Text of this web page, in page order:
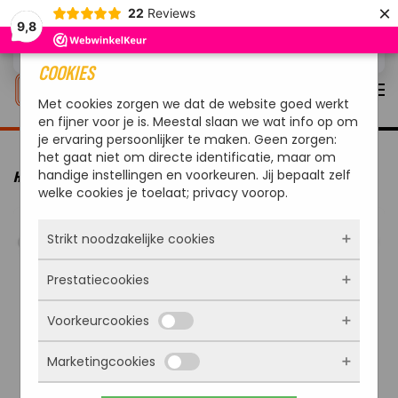
9,8
22 Reviews ×
Overslaan en naar de inhoud gaan
HOME MERKEN ARTOLA ARTOLA FIQ BARBECUE XL
COOKIES
Met cookies zorgen we dat de website goed werkt
en fijner voor je is. Meestal slaan we wat info op om
je ervaring persoonlijker te maken. Geen zorgen:
het gaat niet om directe identificatie, maar om
handige instellingen en voorkeuren. Jij bepaalt zelf
welke cookies je toelaat; privacy voorop.
Strikt noodzakelijke cookies
Deze cookies zorgen ervoor dat de website
überhaupt werkt. Ze zijn dus altijd actief en
kunnen niet worden uitgezet. Meestal worden
ze alleen geplaatst als jij iets doet, zoals
inloggen, een formulier invullen of je
privacyvoorkeuren opslaan. Je kunt je browser
zo instellen dat hij deze cookies blokkeert of je
Prestatiecookies
Met deze cookies zien we hoe vaak onze site
bezocht wordt, waar bezoekers vandaan
komen en welke pagina’s populair zijn. Zo
kunnen we de website blijven verbeteren.
Voorkeurcookies
Deze cookies onthouden jouw voorkeuren.
Bijvoorbeeld taalkeuze of ingevulde gegevens.
Marketingcookies